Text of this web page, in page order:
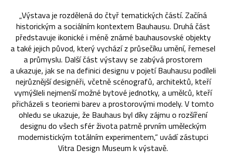
„Výstava je rozdělená do čtyř tematických částí. Začíná
historickým a sociálním kontextem Bauhausu. Druhá část
představuje ikonické i méně známé bauhausovské objekty
a také jejich původ, který vychází z průsečíku umění, řemesel
a průmyslu. Další část výstavy se zabývá prostorem
a ukazuje, jak se na definici designu v pojetí Bauhausu podíleli
nejrůznější designéři, včetně scénografů, architektů, kteří
vymýšleli nejmenší možné bytové jednotky, a umělců, kteří
přicházeli s teoriemi barev a prostorovými modely. V tomto
ohledu se ukazuje, že Bauhaus byl díky zájmu o rozšíření
designu do všech sfér života patrně prvním uměleckým
modernistickým totálním experimentem,“ uvádí zástupci
Vitra Design Museum k výstavě.